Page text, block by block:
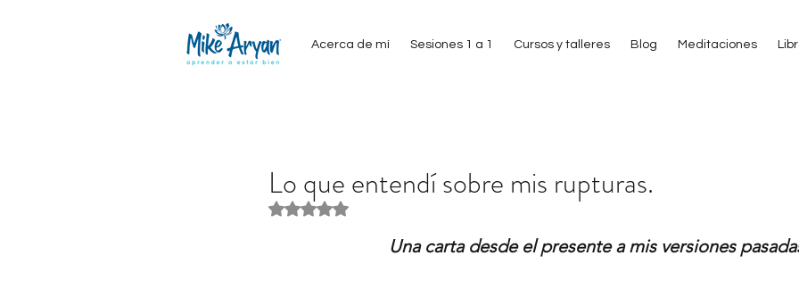
Acerca de mí Sesiones 1 a 1 Cursos y talleres Blog Meditaciones
Lo que entendí sobre mis rupturas.
Obtuvo NaN de 5 estrellas.
Una carta desde el presente a mis versiones